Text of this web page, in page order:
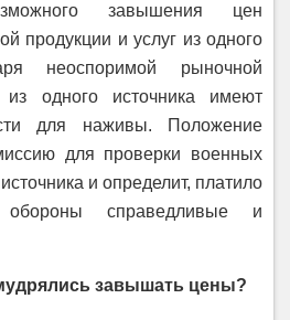
завышения цен
продукции и услуг из одного
неоспоримой рыночной
из одного источника имеют
для наживы. Положение
для проверки военных
и определит, платило
справедливые и
завышать цены?